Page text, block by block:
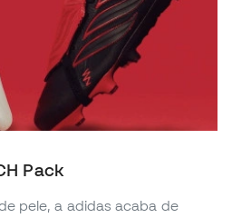
Pack
pele, a adidas acaba de